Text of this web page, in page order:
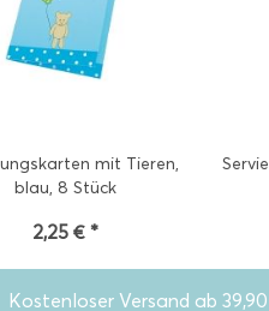
mit Tieren,
blau, 8 Stück
2,25 € *
Kostenloser Versand ab